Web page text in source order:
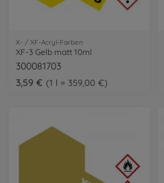
X- / XF-Acryl-Farben
XF-3 Gelb matt 10ml
300081703
3,59 €
1 l = 359,00 €